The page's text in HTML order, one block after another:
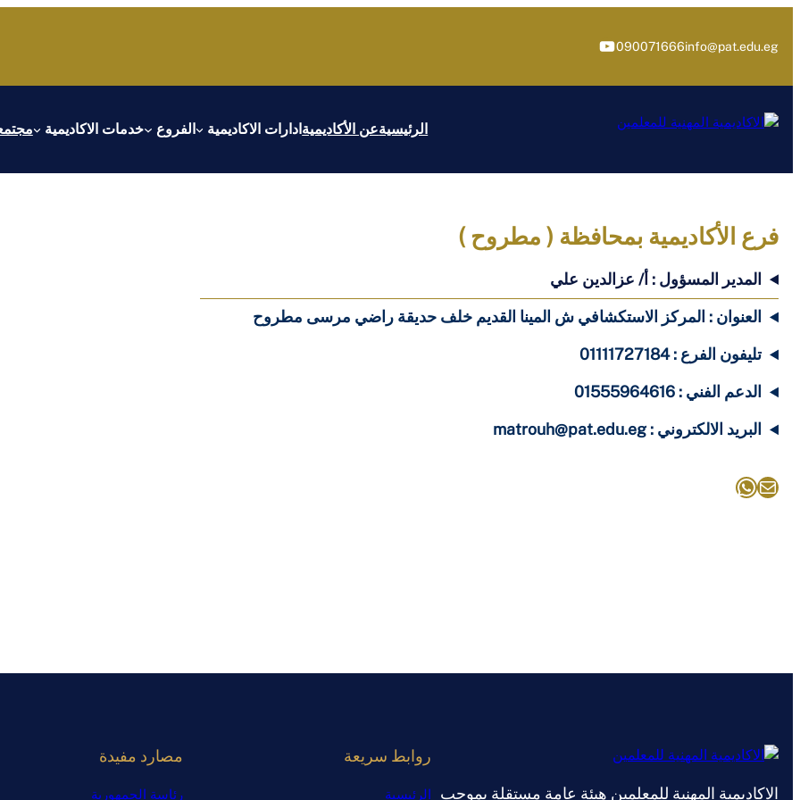
المحتوى
info@pat.edu.eg
090071666يوتيوب
الرئيسيةعن الأكاديميةادارات الاكاديمية الفروع خدمات الاكاديمية
فرع الأكاديمية بمحافظة ( مطروح )
المدير المسؤول : أ/ عزالدين علي
العنوان : المركز الاستكشافي ش المينا القديم خلف حديقة راضي مرسى مطروح
تليفون الفرع : 01111727184
الدعم الفني : 01555964616
البريد الالكتروني : matrouh@pat.edu.eg
بريد واتساب
الاكاديمية المهنية للمعلمين هيئة عامة مستقلة بموجب
روابط سريعة
الرئيسية
مصارد مفيدة
رئاسة الجمهورية